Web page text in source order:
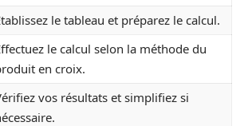
le tableau et préparez le calcul.
le calcul selon la méthode du
en croix.
vos résultats et simplifiez si